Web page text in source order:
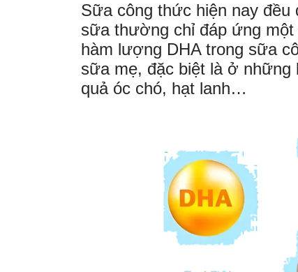
Sữa công thức hiện nay
sữa thường chỉ đáp ứng
hàm lượng DHA trong sữa
sữa mẹ, đặc biệt là ở những
quả óc chó, hạt lanh…